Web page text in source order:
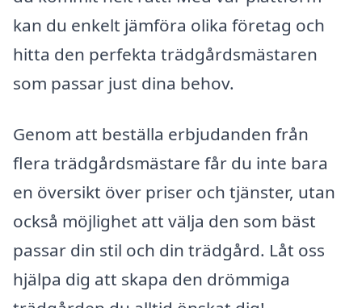
kan du enkelt jämföra olika företag och
hitta den perfekta trädgårdsmästaren
som passar just dina behov.
Genom att beställa erbjudanden från
flera trädgårdsmästare får du inte bara
en översikt över priser och tjänster, utan
också möjlighet att välja den som bäst
passar din stil och din trädgård. Låt oss
hjälpa dig att skapa den drömmiga